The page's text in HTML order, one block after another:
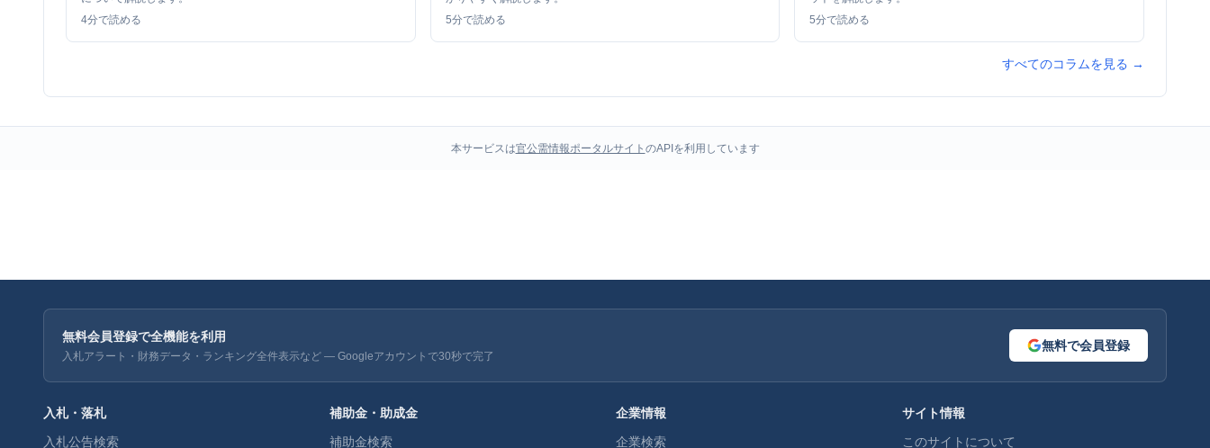
4分で読める
5分で読める
5分で読める
すべてのコラムを見る →
本サービスは官公需情報ポータルサイト のAPIを利用しています
無料会員登録で全機能を利用
入札アラート・財務データ・ランキング全件表示など — Googleアカウントで30秒で完了
無料で会員登録
入札・落札
入札公告検索
補助金・助成金
補助金検索
企業情報
企業検索
サイト情報
このサイトについて